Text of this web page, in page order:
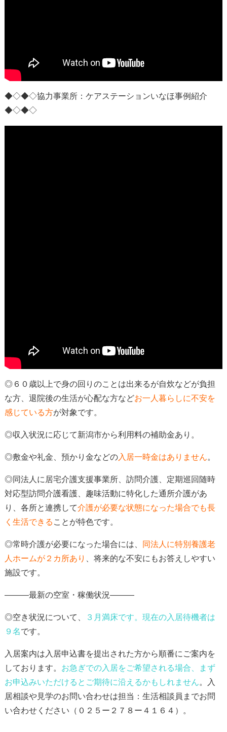
◆◇◆◇協力事業所： ケアステーションいなほ事例紹介
◆◇◆◇
◎６０歳以上で身の回りのことは出来るが自炊などが負担
な方、退院後の生活が心配な方などお一人暮らしに不安を
感じている方が対象です。
◎収入状況に応じて新潟市から利用料の補助金あり。
◎敷金や礼金、預かり金などの入居一時金はありません。
◎同法人に居宅介護支援事業所、訪問介護、定期巡回随時
対応型訪問介護看護、趣味活動に特化した通所介護があ
り、各所と連携して介護が必要な状態になった場合でも長
く生活できる ことが特色です。
◎常時介護が必要になった場合には、
同法人に特別養護老
人ホームが２カ所あり
将来的な不安にもお答えしやすい
施設です。
―――最新の空室・稼働状況―――
◎空き状況について、 ３ 月満床です。現在の入居待機者は
９ 名です。
入居案内は入居申込書を提出された方から順番にご案内を
しております。 お急ぎでの入居をご希望される場合、
まず
お申込みいただけると ご期待に沿えるかもしれません。入
居相談や見学のお問い合わせは担当：生活相談員までお問
い合わせください（０２５ー２７８ー４１６４）。